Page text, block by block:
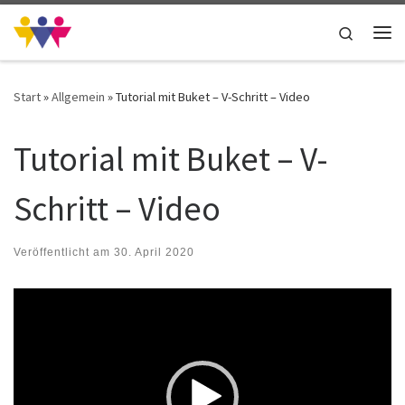
Zum Inhalt springen
Search
Start»Allgemein »Tutorial mit Buket – V-Schritt – Video
Tutorial mit Buket – V-
Schritt – Video
Veröffentlicht am 30. April 2020